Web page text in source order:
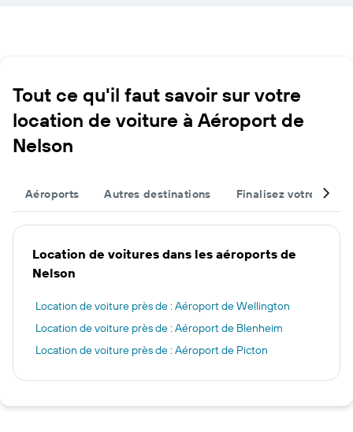
Tout ce qu'il faut savoir sur votre
location de voiture à Aéroport de
Nelson
Aéroports Autres destinations Finalisez votre
Location de voitures dans les aéroports de
Nelson
Location de voiture près de : Aéroport de Wellington
Location de voiture près de : Aéroport de Blenheim
Location de voiture près de : Aéroport de Picton